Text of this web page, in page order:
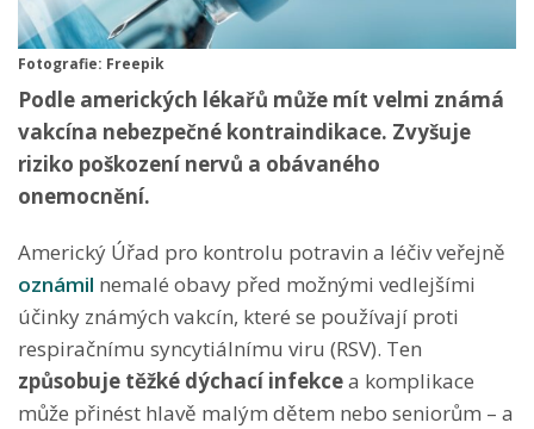
Fotografie: Freepik
Podle amerických lékařů může mít velmi známá
vakcína nebezpečné kontraindikace. Zvyšuje
riziko poškození nervů a obávaného
onemocnění.
Americký Úřad pro kontrolu potravin a léčiv veřejně
oznámil nemalé obavy před možnými vedlejšími
účinky známých vakcín, které se používají proti
respiračnímu syncytiálnímu viru (RSV). Ten
způsobuje těžké dýchací infekcea komplikace
může přinést hlavě malým dětem nebo seniorům – a